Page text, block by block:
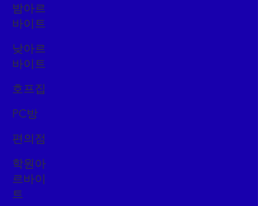
밤아르
바이트
낮아르
바이트
호프집
PC방
편의점
학원아
르바이
트